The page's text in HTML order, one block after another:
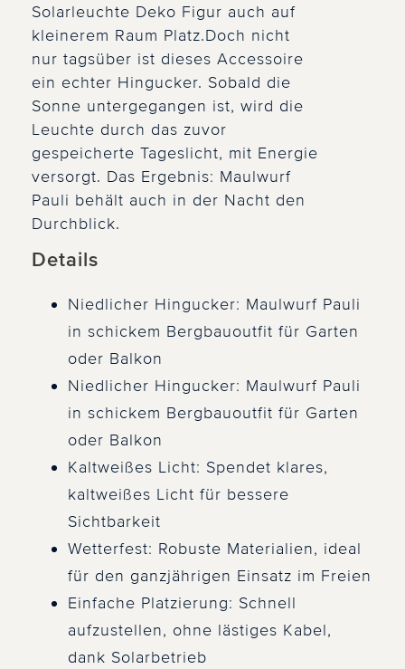
Solarleuchte Deko Figur auch auf
kleinerem Raum Platz.Doch nicht
nur tagsüber ist dieses Accessoire
ein echter Hingucker. Sobald die
Sonne untergegangen ist, wird die
Leuchte durch das zuvor
gespeicherte Tageslicht, mit Energie
versorgt. Das Ergebnis: Maulwurf
Pauli behält auch in der Nacht den
Durchblick.
Details
Niedlicher Hingucker: Maulwurf Pauli
in schickem Bergbauoutfit für Garten
oder Balkon
Niedlicher Hingucker: Maulwurf Pauli
in schickem Bergbauoutfit für Garten
oder Balkon
Kaltweißes Licht: Spendet klares,
kaltweißes Licht für bessere
Sichtbarkeit
Wetterfest: Robuste Materialien, ideal
für den ganzjährigen Einsatz im Freien
Einfache Platzierung: Schnell
aufzustellen, ohne lästiges Kabel,
dank Solarbetrieb